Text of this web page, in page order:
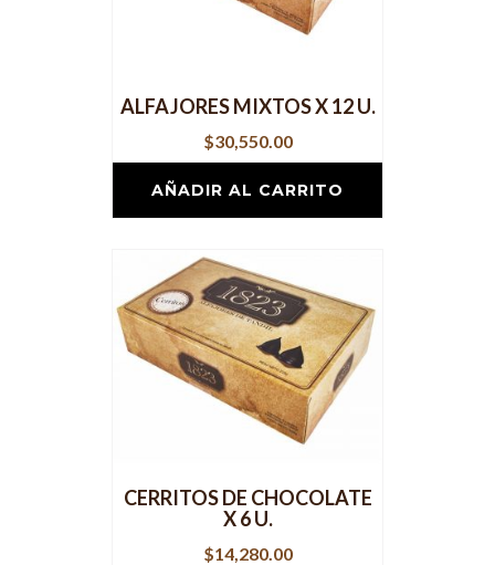
ALFAJORES MIXTOS X 12 U.
$30,550.00
AÑADIR AL CARRITO
CERRITOS DE CHOCOLATE
X 6 U.
$14,280.00